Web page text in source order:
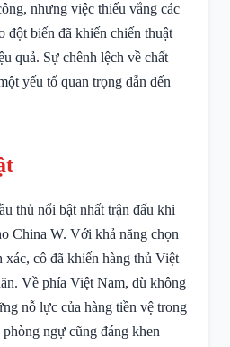
nhưng việc thiếu vắng các
đột biến đã khiến chiến thuật
quả. Sự chênh lệch về chất
yếu tố quan trọng dẫn đến
thủ nổi bật nhất trận đấu khi
China W. Với khả năng chọn
cô đã khiến hàng thủ Việt
Về phía Việt Nam, dù không
nỗ lực của hàng tiền vệ trong
ngự cũng đáng khen